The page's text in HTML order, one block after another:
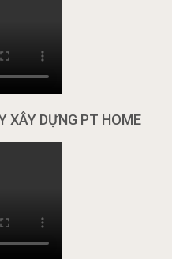
XÂY DỰNG PT HOME